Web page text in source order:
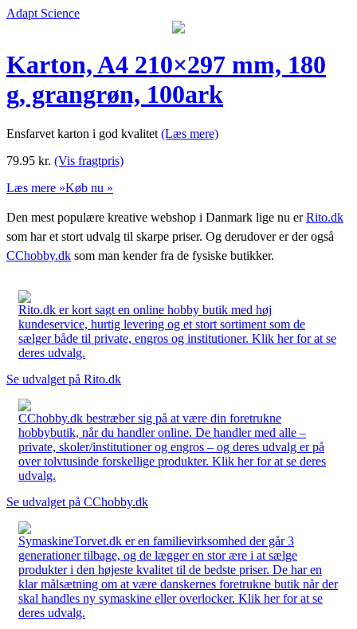
Adapt Science
Karton, A4 210×297 mm, 180
g, grangrøn, 100ark
Ensfarvet karton i god kvalitet (Læs mere)
79.95 kr. (Vis fragtpris)
Læs mere »Køb nu »
Den mest populære kreative webshop i Danmark lige nu erRito.dk
som har et stort udvalg til skarpe priser. Og derudover er der også
CChobby.dk som man kender fra de fysiske butikker.
Rito.dk er kort sagt en online hobby butik med høj
kundeservice, hurtig levering og et stort sortiment som de
sælger både til private, engros og institutioner. Klik her for at se
deres udvalg.
Se udvalget på Rito.dk
CChobby.dk bestræber sig på at være din foretrukne
hobbybutik, når du handler online. De handler med alle –
private, skoler/institutioner og engros – og deres udvalg er på
over tolvtusinde forskellige produkter. Klik her for at se deres
udvalg.
Se udvalget på CChobby.dk
SymaskineTorvet.dk er en familievirksomhed der går 3
generationer tilbage, og de lægger en stor ære i at sælge
produkter i den højeste kvalitet til de bedste priser. De har en
klar målsætning om at være danskernes foretrukne butik når der
skal handles ny symaskine eller overlocker. Klik her for at se
deres udvalg.